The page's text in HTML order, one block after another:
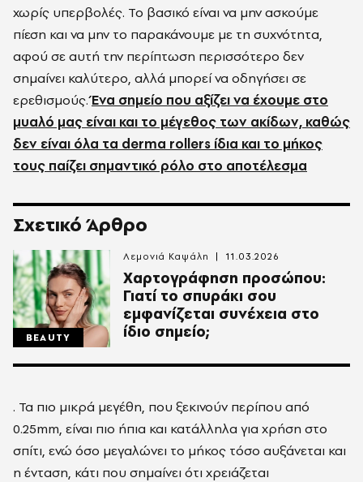
χωρίς υπερβολές. Το βασικό είναι να μην ασκούμε
πίεση και να μην το παρακάνουμε με τη συχνότητα,
αφού σε αυτή την περίπτωση περισσότερο δεν
σημαίνει καλύτερο, αλλά μπορεί να οδηγήσει σε
ερεθισμούς.Ένα σημείο που αξίζει να έχουμε στο
μυαλό μας είναι και το μέγεθος των ακίδων, καθώς
δεν είναι όλα τα derma rollers ίδια και το μήκος
τους παίζει σημαντικό ρόλο στο αποτέλεσμα
Σχετικό Άρθρο
BEAUTY
Χαρτογράφηση προσώπου:
Γιατί το σπυράκι σου
εμφανίζεται συνέχεια στο
ίδιο σημείο;
Λεμονιά Καψάλη 11.03.2026
. Τα πιο μικρά μεγέθη, που ξεκινούν περίπου από
0.25mm, είναι πιο ήπια και κατάλληλα για χρήση στο
σπίτι, ενώ όσο μεγαλώνει το μήκος τόσο αυξάνεται και
η ένταση, κάτι που σημαίνει ότι χρειάζεται